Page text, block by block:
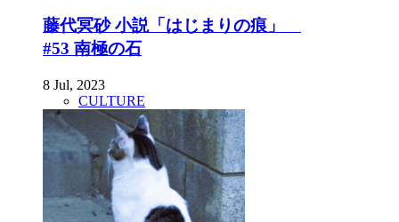
藤代冥砂 小説「はじまりの痕」
#53 南極の石
8 Jul, 2023
CULTURE